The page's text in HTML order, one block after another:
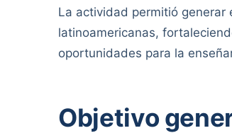
La actividad permitió generar
latinoamericanas,
oportunidades para la
Objetivo